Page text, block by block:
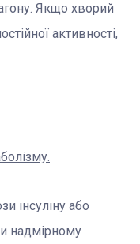
Якщо хворий
активності,
інсуліну або
надмірному